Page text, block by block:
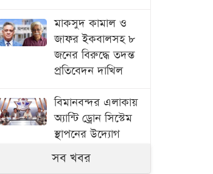
মাকসুদ কামাল ও
জাফর ইকবালসহ ৮
জনের বিরুদ্ধে তদন্ত
প্রতিবেদন দাখিল
বিমানবন্দর এলাকায়
অ্যান্টি ড্রোন সিস্টেম
স্থাপনের উদ্যোগ
তিন দিনের মধ্যে
সব খবর